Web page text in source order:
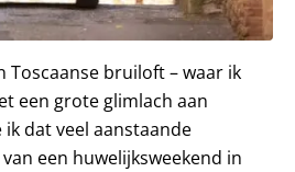
Toscaanse bruiloft – waar ik
een grote glimlach aan
dat veel aanstaande
een huwelijksweekend in